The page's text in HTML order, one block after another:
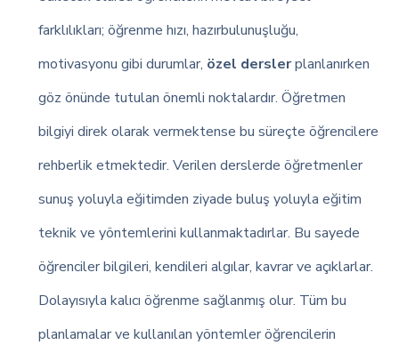
farklılıkları; öğrenme hızı, hazırbulunuşluğu,
motivasyonu gibi durumlar, özel derslerplanlanırken
göz önünde tutulan önemli noktalardır. Öğretmen
bilgiyi direk olarak vermektense bu süreçte öğrencilere
rehberlik etmektedir. Verilen derslerde öğretmenler
sunuş yoluyla eğitimden ziyade buluş yoluyla eğitim
teknik ve yöntemlerini kullanmaktadırlar. Bu sayede
öğrenciler bilgileri, kendileri algılar, kavrar ve açıklarlar.
Dolayısıyla kalıcı öğrenme sağlanmış olur. Tüm bu
planlamalar ve kullanılan yöntemler öğrencilerin